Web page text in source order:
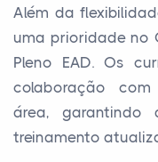
Além da
uma prioridade no
Pleno EAD. Os
colaboração
área, garantindo
treinamento